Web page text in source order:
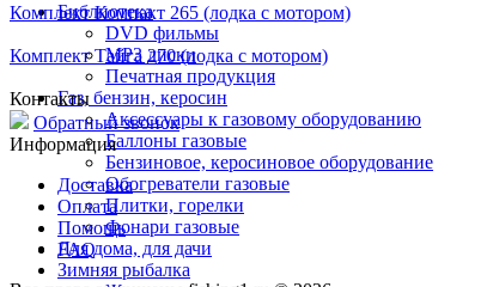
Библиотека
DVD фильмы
MP3 диски
Печатная продукция
Газ, бензин, керосин
Аксессуары к газовому оборудованию
Баллоны газовые
Бензиновое, керосиновое оборудование
Обогреватели газовые
Плитки, горелки
Фонари газовые
Для дома, для дачи
Зимняя рыбалка
Комплект Компакт 265 (лодка с мотором)
Комплект Тайга 270 (лодка с мотором)
Контакты
Обратный звонок
Информация
Доставка
Оплата
Помощь
FAQ